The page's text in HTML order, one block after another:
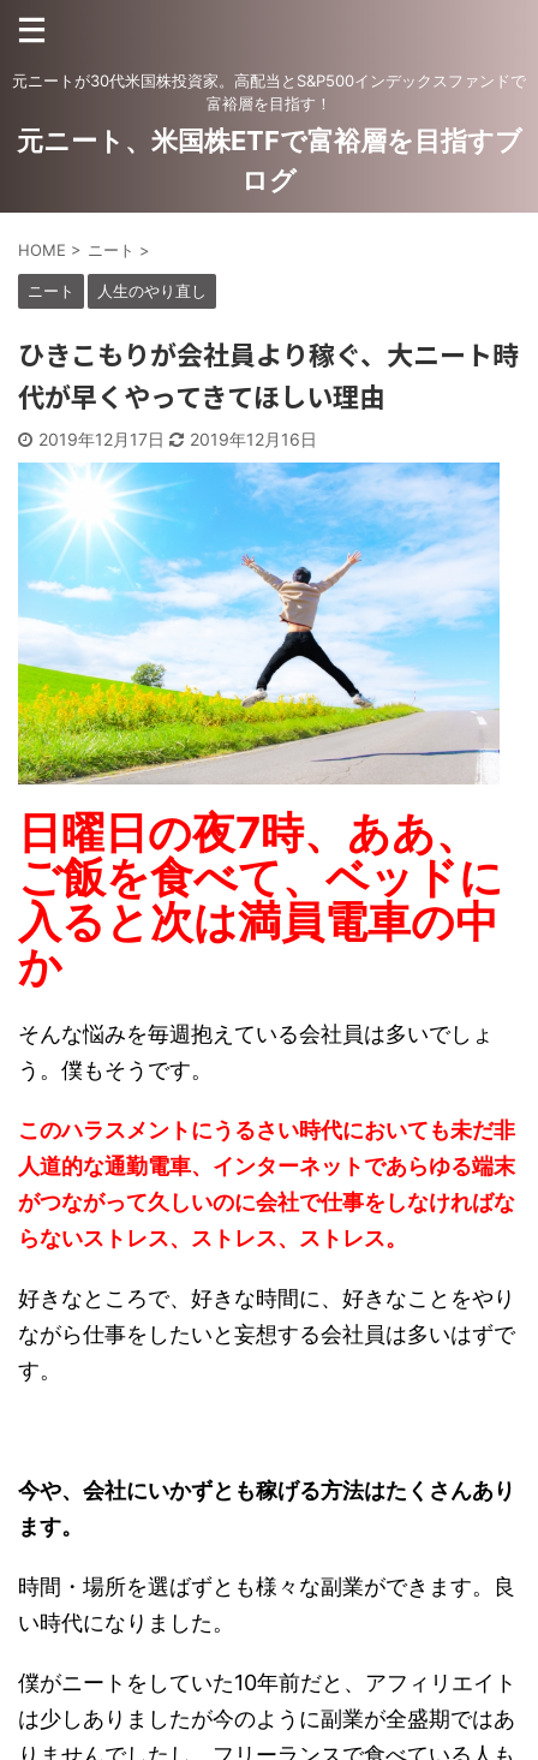
元ニートが30代米国株投資家。高配当とS&P500インデックスファンドで
富裕層を目指す！
元ニート、米国株ETFで富裕層を目指すブ
ログ
HOME > ニート >
ニート 人生のやり直し
ひきこもりが会社員より稼ぐ、大ニート時
代が早くやってきてほしい理由
2019年12月17日 2019年12月16日
日曜日の夜7時、ああ、
ご飯を食べて、ベッドに
入ると次は満員電車の中
か
そんな悩みを毎週抱えている会社員は多いでしょ
う。僕もそうです。
このハラスメントにうるさい時代においても未だ非
人道的な通勤電車、インターネットであらゆる端末
がつながって久しいのに会社で仕事をしなければな
らないストレス、ストレス、ストレス。
好きなところで、好きな時間に、好きなことをやり
ながら仕事をしたいと妄想する会社員は多いはずで
す。
今や、会社にいかずとも稼げる方法はたくさんあり
ます。
時間・場所を選ばずとも様々な副業ができます。良
い時代になりました。
僕がニートをしていた10年前だと、アフィリエイト
は少しありましたが今のように副業が全盛期ではあ
りませんでしたし、フリーランスで食べている人も